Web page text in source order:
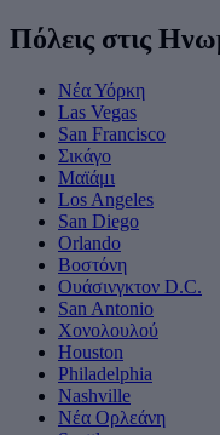
Πόλεις στις
Νέα Υόρκη
Las Vegas
San Francisco
Σικάγο
Μαϊάμι
Los Angeles
San Diego
Orlando
Βοστόνη
Ουάσινγκτον D.C.
San Antonio
Χονολουλού
Houston
Philadelphia
Nashville
Νέα Ορλεάνη